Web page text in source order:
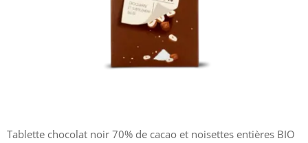
Tablette chocolat noir 70% de cacao et noisettes entières BIO